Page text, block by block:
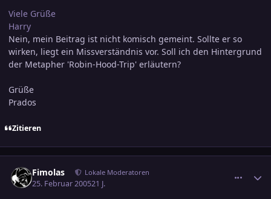
Viele Grüße
Harry
Nein, mein Beitrag ist nicht komisch gemeint. Sollte er so
wirken, liegt ein Missverständnis vor. Soll ich den Hintergrund
der Metapher 'Robin-Hood-Trip' erläutern?
Grüße
Prados
Zitieren
Fimolas Lokale Moderatoren
25. Februar 200521 J.